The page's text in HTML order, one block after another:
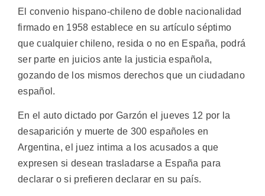
El convenio hispano-chileno de doble nacionalidad
firmado en 1958 establece en su artículo séptimo
que cualquier chileno, resida o no en España, podrá
ser parte en juicios ante la justicia española,
gozando de los mismos derechos que un ciudadano
español.
En el auto dictado por Garzón el jueves 12 por la
desaparición y muerte de 300 españoles en
Argentina, el juez intima a los acusados a que
expresen si desean trasladarse a España para
declarar o si prefieren declarar en su país.